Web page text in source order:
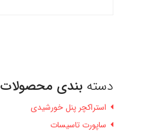
دسته بندی محصولات
استراکچر پنل خورشیدی
ساپورت تاسیسات